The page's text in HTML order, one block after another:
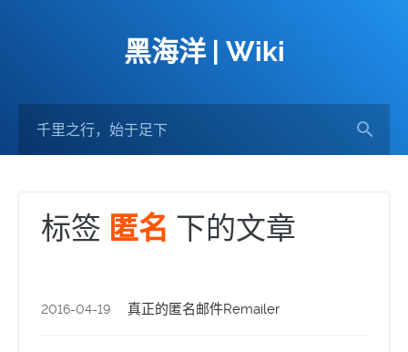
黑海洋 | Wiki
标签 匿名 下的文章
2016-04-19 真正的匿名邮件Remailer